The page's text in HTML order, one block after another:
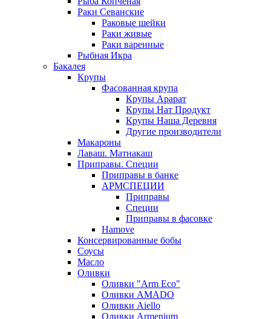
Раки Севанские
Раковые шейки
Раки живые
Раки варенные
Рыбная Икра
Бакалея
Крупы
Фасованная крупа
Крупы Арарат
Крупы Нат Продукт
Крупы Наша Деревня
Другие производители
Макароны
Лаваш. Матнакаш
Приправы. Специи
Приправы в банке
АРМСПЕЦИИ
Приправы
Специи
Приправы в фасовке
Hamove
Консервированные бобы
Соусы
Масло
Оливки
Оливки "Arm Eco"
Оливки AMADO
Оливки Aiello
Оливки Armenium